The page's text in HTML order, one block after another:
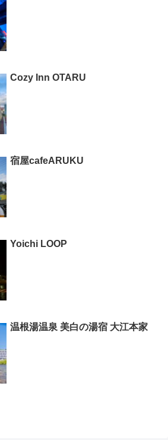
Cozy Inn OTARU
宿屋cafeARUKU
Yoichi LOOP
温根湯温泉 美白の湯宿 大江本家